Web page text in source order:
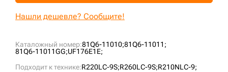
Каталожный номер:81Q6-11010;81Q6-11011;
81Q6-11011GG;UF176E1E;
Подходит к технике:R220LC-9S;R260LC-9S;R210NLC-9;
Нашли дешевле? Сообщите!